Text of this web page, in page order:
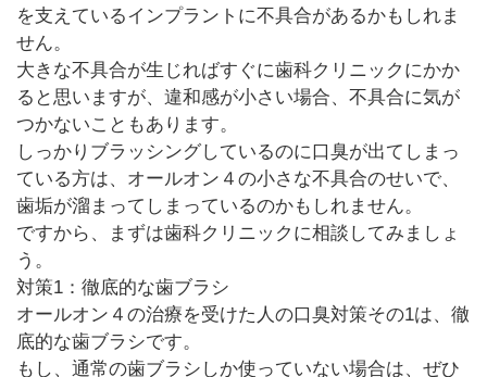
を支えているインプラントに不具合があるかもしれま
せん。
大きな不具合が生じればすぐに歯科クリニックにかか
ると思いますが、違和感が小さい場合、不具合に気が
つかないこともあります。
しっかりブラッシングしているのに口臭が出てしまっ
ている方は、オールオン４の小さな不具合のせいで、
歯垢が溜まってしまっているのかもしれません。
ですから、まずは歯科クリニックに相談してみましょ
う。
対策1：徹底的な歯ブラシ
オールオン４の治療を受けた人の口臭対策その1は、徹
底的な歯ブラシです。
もし、通常の歯ブラシしか使っていない場合は、ぜひ